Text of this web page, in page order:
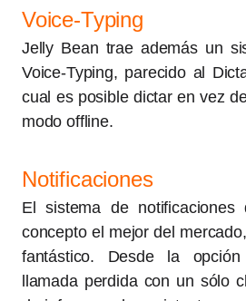
Voice-Typing
Jelly Bean trae además un
Voice-Typing, parecido al
cual es posible dictar en vez
modo offline.
Notificaciones
El sistema de
concepto el mejor del
fantástico. Desde la
llamada perdida con un sólo